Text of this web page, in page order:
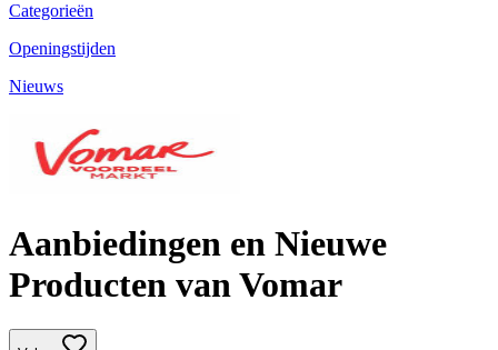
Categorieën
Openingstijden
Nieuws
Aanbiedingen en Nieuwe
Producten van Vomar